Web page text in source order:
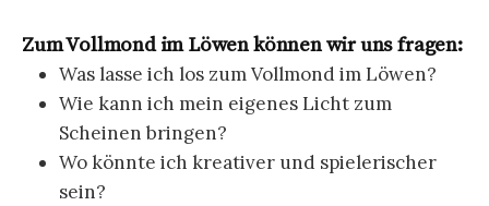
Zum Vollmond im Löwen können wir uns fragen:
Was lasse ich los zum Vollmond im Löwen?
Wie kann ich mein eigenes Licht zum
Scheinen bringen?
Wo könnte ich kreativer und spielerischer
sein?